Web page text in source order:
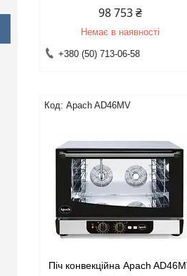
98 753 ₴
Немає в наявності
+380 (50) 713-06-58
Apach AD46MV
Піч конвекційна Apach